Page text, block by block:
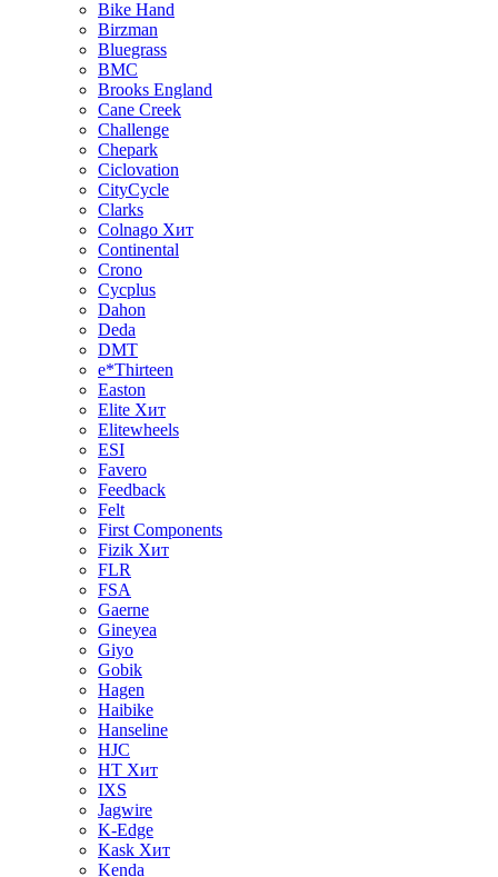
Bike Hand
Birzman
Bluegrass
BMC
Brooks England
Cane Creek
Challenge
Chepark
Ciclovation
CityCycle
Clarks
Colnago Хит
Continental
Crono
Cycplus
Dahon
Deda
DMT
e*Thirteen
Easton
Elite Хит
Elitewheels
ESI
Favero
Feedback
Felt
First Components
Fizik Хит
FLR
FSA
Gaerne
Gineyea
Giyo
Gobik
Hagen
Haibike
Hanseline
HJC
HT Хит
IXS
Jagwire
K-Edge
Kask Хит
Kenda